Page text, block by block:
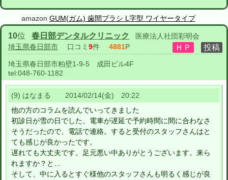
amazon GUM(ガム) 歯間ブラシ L字型 ワイヤータイプ
10位 春日部デンタルクリニック
医療法人社団彩明会
埼玉県春日部市 口コミ 9件 4881P
埼玉県春日部市粕壁1-9-5 成田ビル4F
tel:048-760-1182
(9) はなまる 2014/02/14(金) 20:22
他の方のコラムを読んでいってきました
初診日が雪の日でした、電車が遅延で予約時間に間に合わなさ
そうだったので、電話で連絡。すると受付のスタッフさんはと
ても感じが良かったです。
遅れても大丈夫です。足元悪い中ありがとうございます。来ら
れますか？と…
そして、中に入るとすぐ様他のスタッフさんも明るく感じが良